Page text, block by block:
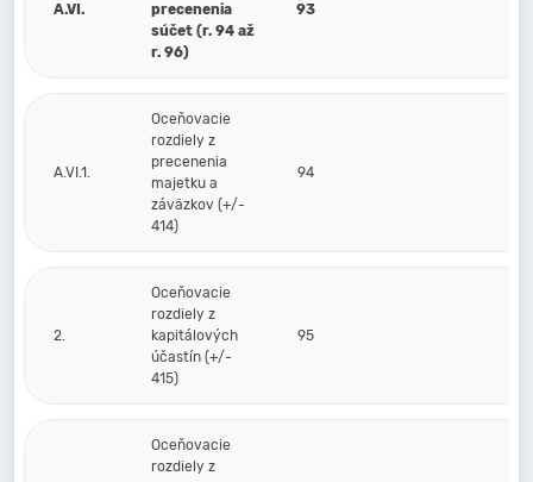
A.VI.
precenenia
súčet (r. 94 až
r. 96)
93
A.VI.1.
Oceňovacie
rozdiely z
precenenia
majetku a
záväzkov (+/-
414)
94
2.
Oceňovacie
rozdiely z
kapitálových
účastín (+/-
415)
95
Oceňovacie
rozdiely z